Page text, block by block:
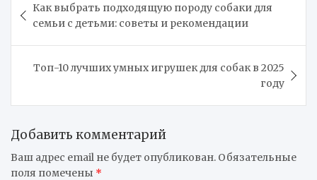
по
записям
Как выбрать подходящую породу собаки для
семьи с детьми: советы и рекомендации
Топ-10 лучших умных игрушек для собак в 2025
году
Добавить комментарий
Ваш адрес email не будет опубликован. Обязательные
поля помечены *